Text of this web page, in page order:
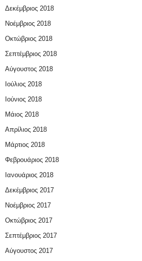
Δεκέμβριος 2018
Νοέμβριος 2018
Οκτώβριος 2018
Σεπτέμβριος 2018
Αύγουστος 2018
Ιούλιος 2018
Ιούνιος 2018
Μάιος 2018
Απρίλιος 2018
Μάρτιος 2018
Φεβρουάριος 2018
Ιανουάριος 2018
Δεκέμβριος 2017
Νοέμβριος 2017
Οκτώβριος 2017
Σεπτέμβριος 2017
Αύγουστος 2017